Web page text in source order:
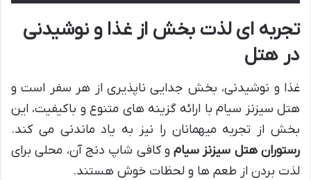
تجربه ای لذت بخش از غذا و نوشیدنی
در هتل
غذا و نوشیدنی، بخش جدایی ناپذیری از هر سفر است و
هتل سیزنز سیام با ارائه گزینه های متنوع و باکیفیت، این
بخش از تجربه میهمانان را نیز به یاد ماندنی می کند.
رستوران هتل سیزنز سیامو کافی شاپ دنج آن، محلی برای
لذت بردن از طعم ها و لحظات خوش هستند.